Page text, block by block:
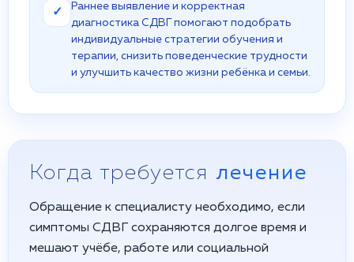
✓
Раннее выявление и корректная
диагностика СДВГ помогают подобрать
индивидуальные стратегии обучения и
терапии, снизить поведенческие трудности
и улучшить качество жизни ребёнка и семьи.
Когда требуется лечение
Обращение к специалисту необходимо, если
симптомы СДВГ сохраняются долгое время и
мешают учёбе, работе или социальной